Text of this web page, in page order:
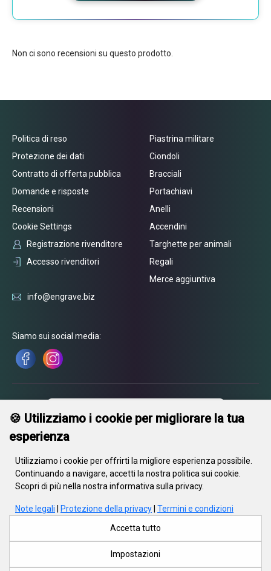
Non ci sono recensioni su questo prodotto.
Politica di reso
Protezione dei dati
Contratto di offerta pubblica
Domande e risposte
Recensioni
Cookie Settings
Registrazione rivenditore
Accesso rivenditori
Piastrina militare
Ciondoli
Bracciali
Portachiavi
Anelli
Accendini
Targhette per animali
Regali
Merce aggiuntiva
info@engrave.biz
Siamo sui social media:
S.r.l. «In Gravity», sede legale: 220002, Repubblica di Bielorussia, Minsk,
via Kiseleva, 55, ufficio 23. Iscritta al registro delle imprese dal 21
28.03.2018, Comitato esecutivo regionale di Minsk
🍪 Utilizziamo i cookie per migliorare la tua
esperienza
Utilizziamo i cookie per offrirti la migliore esperienza possibile.
Continuando a navigare, accetti la nostra politica sui cookie.
Scopri di più nella nostra informativa sulla privacy.
Note legali Protezione della privacy Termini e condizioni
Accetta tutto
Impostazioni